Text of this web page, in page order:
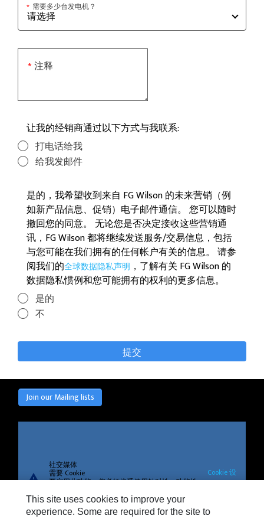
需要多少台发电机？
*
注释
*
让我的经销商通过以下方式与我联系:
打电话给我
给我发邮件
是的，我希望收到来自 FG Wilson 的未来营销（例
如新产品信息、促销）电子邮件通信。 您可以随时
撤回您的同意。 无论您是否决定接收这些营销通
讯，FG Wilson 都将继续发送服务/交易信息，包括
与您可能在我们拥有的任何帐户有关的信息。 请参
阅我们的全球数据隐私声明 ，了解有关 FG Wilson 的
数据隐私惯例和您可能拥有的权利的更多信息。
是的
不
Join our Mailing lists
warning
社交媒体
需要 Cookie
要启用此功能，您必须接受使用针对性、功能性
Cookie 设
This site uses cookies to improve your
experience. Some are required for the site to